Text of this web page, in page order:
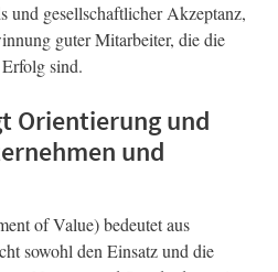
und gesellschaftlicher Akzeptanz,
guter Mitarbeiter, die die
sind.
Orientierung und
und
of Value) bedeutet aus
sowohl den Einsatz und die